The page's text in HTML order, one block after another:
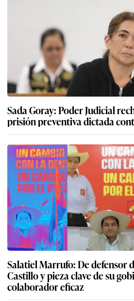
Sada Goray: Poder Judicial
prisión preventiva dictada
Salatiel Marrufo: De defensor
Castillo y pieza clave de su
colaborador eficaz